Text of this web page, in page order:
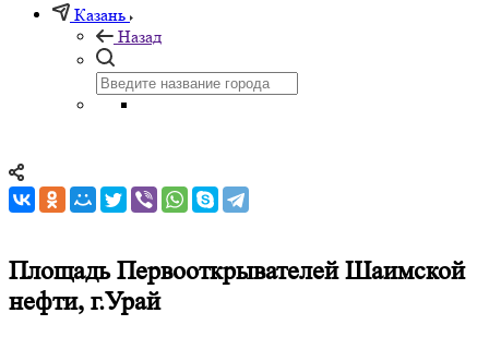
Казань
Назад
Площадь Первооткрывателей Шаимской
нефти, г.Урай